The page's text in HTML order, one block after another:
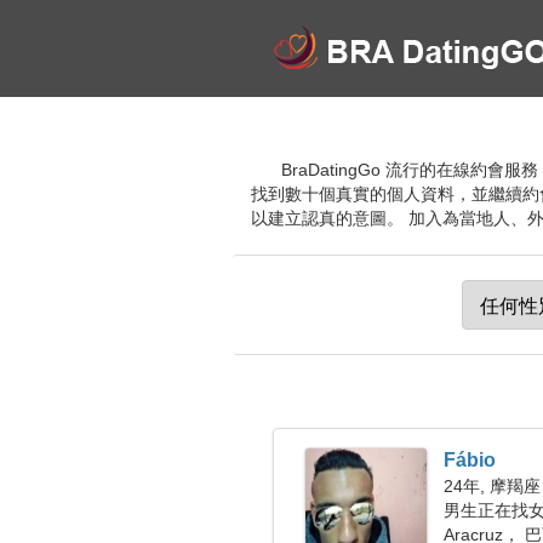
BraDatingGo 流行的在線約會服
找到數十個真實的個人資料，並繼續
以建立認真的意圖。 加入為當地人、
Fábio
24年, 摩羯座
男生正在找
Aracruz，